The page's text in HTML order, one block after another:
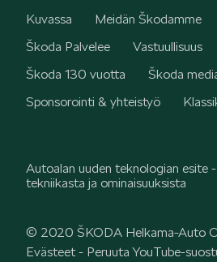
KAMIQ
KAROQ
Kuvassa
Meidän Škodamme
Škoda Palvelee
Vastuullisuus
Škoda 130 vuotta
Škoda
Sponsorointi & yhteistyö
Autoalan uuden teknologian esite
tekniikasta ja ominaisuuksista
© 2020 ŠKODA Helkama-Auto
Evästeet- Peruuta YouTube-